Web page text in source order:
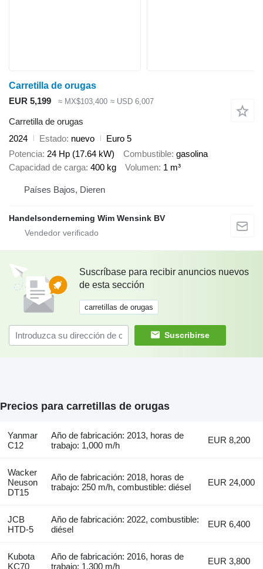
Carretilla de orugas
EUR 5,199
≈ MX$103,400 ≈ USD 6,007
Carretilla de orugas
2024
Estado nuevo
Euro 5
Potencia 24 Hp (17.64 kW) Combustible gasolina
Capacidad de carga 400 kg Volumen 1 m³
Países Bajos, Dieren
Handelsonderneming Wim Wensink BV
Suscríbase para recibir anuncios nuevos
de esta sección
carretillas de orugas
Suscribirse
Precios para carretillas de orugas
Yanmar
C12
Año de fabricación: 2013, horas de
trabajo: 1,000 m/h
EUR 8,200
Wacker
Neuson
DT15
Año de fabricación: 2018, horas de
trabajo: 250 m/h, combustible: diésel
EUR 24,000
JCB
HTD-5
Año de fabricación: 2022, combustible:
diésel
EUR 6,400
Kubota
KC70
Año de fabricación: 2016, horas de
trabajo: 1,300 m/h
EUR 3,800